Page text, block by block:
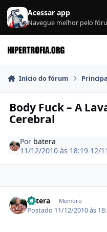
Ir para conteúdo
Acessar app
Navegue melhor pelo
Início do fórum
Body Fuck – A
Cerebral
Por batera
11/12/2010 às 18:19 12/
batera Membro
Postado 11/12/2010 às